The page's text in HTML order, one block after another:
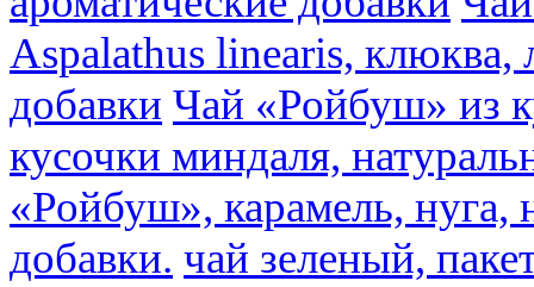
Aspalathus linearis, клюква,
добавки Чай «Ройбуш» из
кусочки миндаля,
«Ройбуш», карамель, нуга,
добавки. чай зеленый,